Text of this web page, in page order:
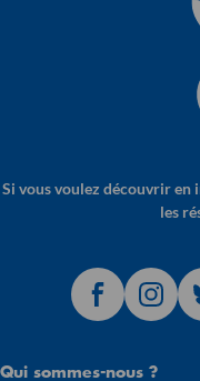
Si vous voulez découvrir en
les
Qui sommes-nous ?